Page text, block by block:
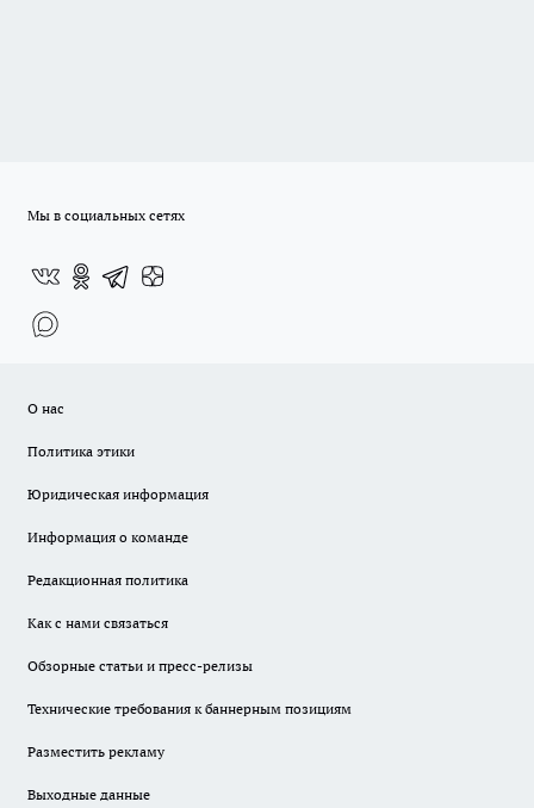
Мы в социальных сетях
О нас
Политика этики
Юридическая информация
Информация о команде
Редакционная политика
Как с нами связаться
Обзорные статьи и пресс-релизы
Технические требования к баннерным позициям
Разместить рекламу
Выходные данные